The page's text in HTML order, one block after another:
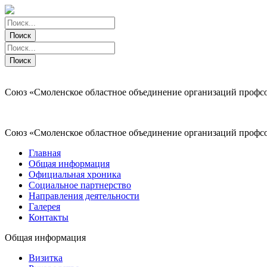
Поиск
Поиск
Поиск
Поиск
Союз «Смоленское областное объединение организаций
Союз «Смоленское областное объединение организаций
Главная
Общая информация
Официальная хроника
Социальное партнерство
Направления деятельности
Галерея
Контакты
Общая информация
Визитка